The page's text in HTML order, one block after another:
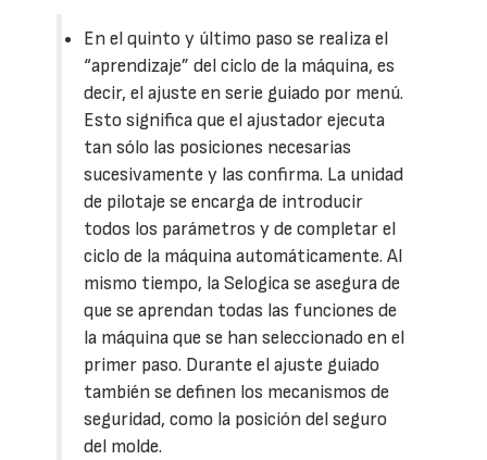
En el quinto y último paso se realiza el
“aprendizaje” del ciclo de la máquina, es
decir, el ajuste en serie guiado por menú.
Esto significa que el ajustador ejecuta
tan sólo las posiciones necesarias
sucesivamente y las confirma. La unidad
de pilotaje se encarga de introducir
todos los parámetros y de completar el
ciclo de la máquina automáticamente. Al
mismo tiempo, la Selogica se asegura de
que se aprendan todas las funciones de
la máquina que se han seleccionado en el
primer paso. Durante el ajuste guiado
también se definen los mecanismos de
seguridad, como la posición del seguro
del molde.